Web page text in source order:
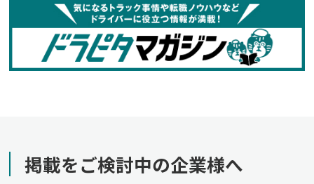
掲載をご検討中の企業様へ